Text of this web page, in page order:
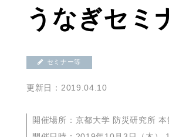
うなぎセミ
セミナー等
更新日：2019.04.10
開催場所：京都大学 防災研究所